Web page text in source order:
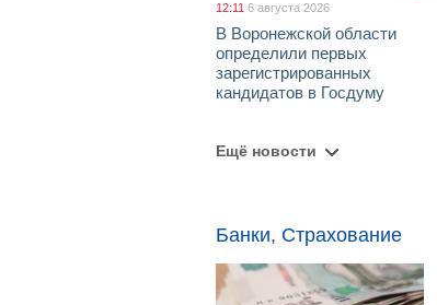
12:11 6 августа 2026
В Воронежской области
определили первых
зарегистрированных
кандидатов в Госдуму
Ещё новости
Банки, Страхование